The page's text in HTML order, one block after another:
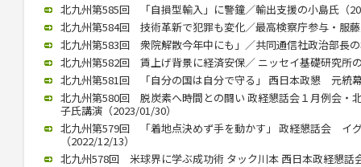
北九州第585回 「自損型輸入」に警鐘／輸出支援の小島氏（
北九州第584回 技術革新で犯罪も変化／最高検察庁参与・服
北九州第583回 衆院解散今年中にも」／共同通信社政治部長
北九州第582回 賃上げ背景に経済安保／ ニッセイ基礎研究所
北九州第581回 「自分の国は自分で守る」 西日本政懇 元統
北九州第580回 脱炭素へ時間との闘い 政経懇話会１月例会・
子氏講演（2023/01/30）
北九州第579回 「着地点決めず手を動かす」 政経懇話会 イ
（2022/12/13）
北九州578回 米球界に学ぶ成功術 タック川本 西日本政経懇話